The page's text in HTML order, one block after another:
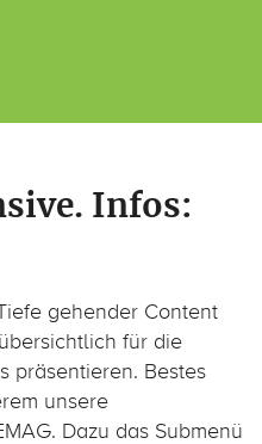
Infos:
gehender Content
für die
präsentieren. Bestes
unsere
Dazu das Submenü